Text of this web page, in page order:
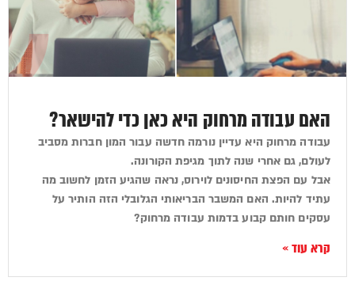
האם עבודה מרחוק היא כאן כדי להישאר?
עבודה מרחוק היא עדיין נורמה חדשה עבור המון חברות מסביב
לעולם, גם אחרי שנה לתוך מגיפת הקורונה.
אבל עם הפצת החיסונים לוירוס, נראה שהגיע הזמן לחשוב מה
עתיד להיות. האם המשבר הבריאותי הגלובלי הזה הותיר על
עסקים חותם קבוע בדמות עבודה מרחוק?
קרא עוד »